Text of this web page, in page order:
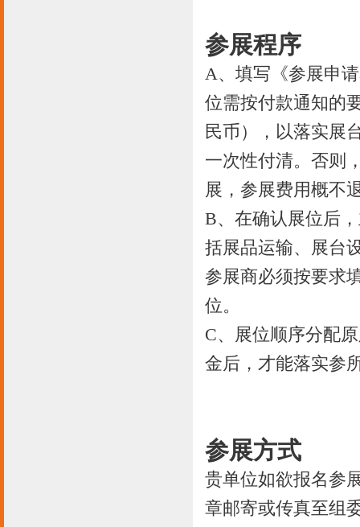
参展程序
A、填写《参展申
位需按付款通知的
民币），以落实展
一次性付清。否则
展，参展费用概不
B、在确认展位后
括展品运输、展台
参展商必须按要求
位。
C、展位顺序分配
金后，才能落实参
参展方式
贵单位如欲报名参
章邮寄或传真至组